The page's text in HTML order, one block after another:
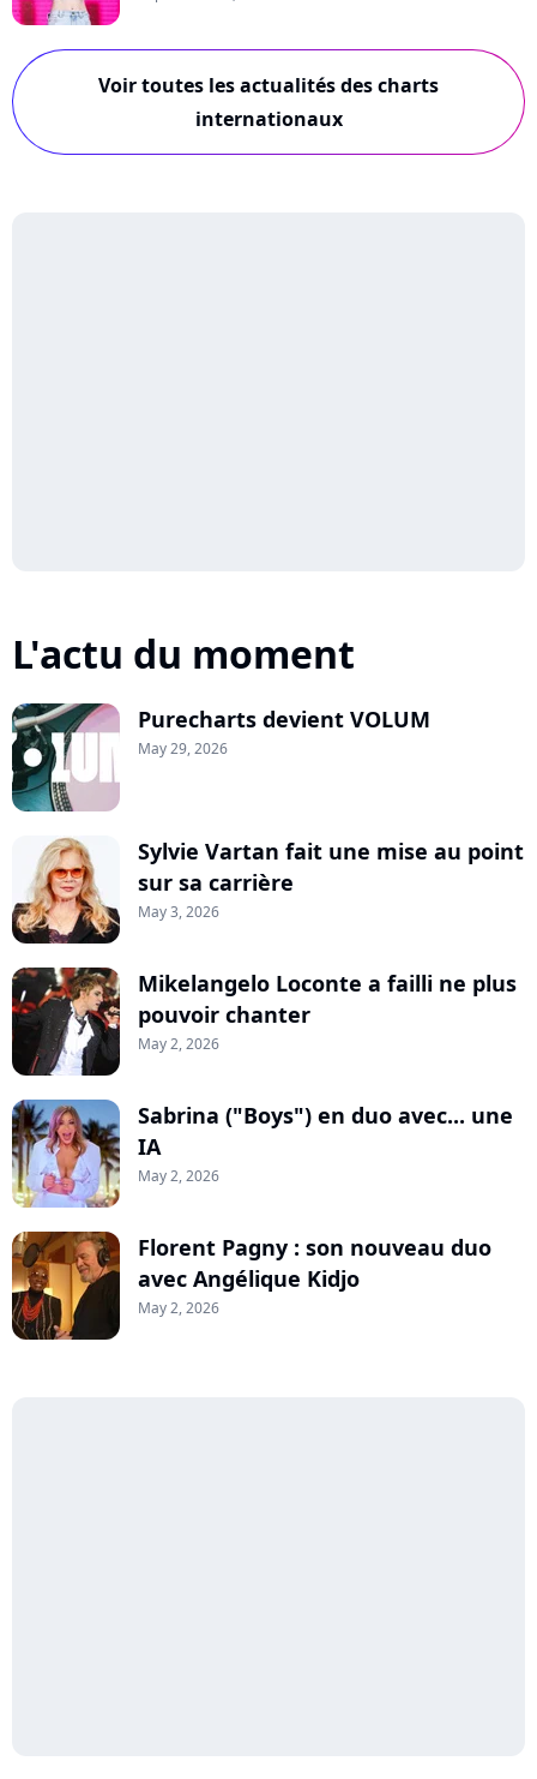
Voir toutes les actualités des charts
internationaux
L'actu du moment
Purecharts devient VOLUM
May 29, 2026
Sylvie Vartan fait une mise au point
sur sa carrière
May 3, 2026
Mikelangelo Loconte a failli ne plus
pouvoir chanter
May 2, 2026
Sabrina ("Boys") en duo avec... une
IA
May 2, 2026
Florent Pagny : son nouveau duo
avec Angélique Kidjo
May 2, 2026